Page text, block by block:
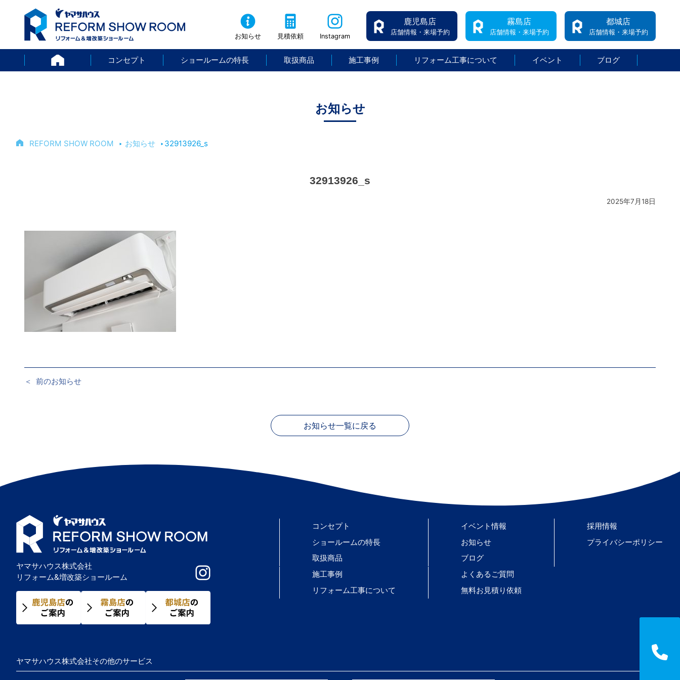
お知らせ 見積依頼 Instagram
鹿児島店
店舗情報・来場予約
霧島店
店舗情報・来場予約
都城店
店舗情報・来場予約
HOMEコンセプト ショールームの特長 取扱商品 施工事例 リフォーム工事について イベント ブログ
お知らせ
REFORM SHOW ROOM ‣ お知らせ ‣32913926_s
32913926_s
2025年7月18日
投
ン
＜ 前のお知らせ
お知らせ一覧に戻る
ヤマサハウス株式会社
リフォーム&増改築ショールーム
コンセプト
ショールームの特長
取扱商品
施工事例
リフォーム工事について
イベント情報
お知らせ
ブログ
よくあるご質問
無料お見積り依頼
採用情報
プライバシーポリシー
ヤマサハウス株式会社その他のサービス